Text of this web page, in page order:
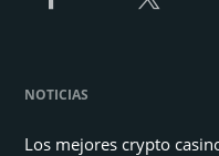
NOTICIAS
Los mejores crypto